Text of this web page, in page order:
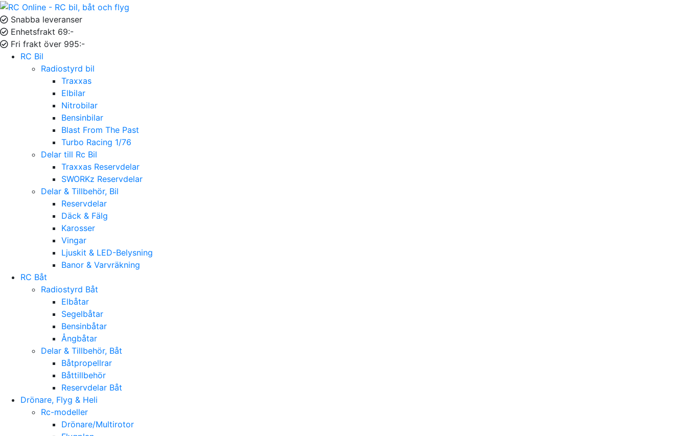
Snabba leveranser
Enhetsfrakt 69:-
Fri frakt över 995:-
RC Bil
Radiostyrd bil
Traxxas
Elbilar
Nitrobilar
Bensinbilar
Blast From The Past
Turbo Racing 1/76
Delar till Rc Bil
Traxxas Reservdelar
SWORKz Reservdelar
Delar & Tillbehör, Bil
Reservdelar
Däck & Fälg
Karosser
Vingar
Ljuskit & LED-Belysning
Banor & Varvräkning
RC Båt
Radiostyrd Båt
Elbåtar
Segelbåtar
Bensinbåtar
Ångbåtar
Delar & Tillbehör, Båt
Båtpropellrar
Båttillbehör
Reservdelar Båt
Drönare, Flyg & Heli
Rc-modeller
Drönare/Multirotor